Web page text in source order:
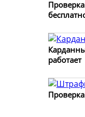
работает